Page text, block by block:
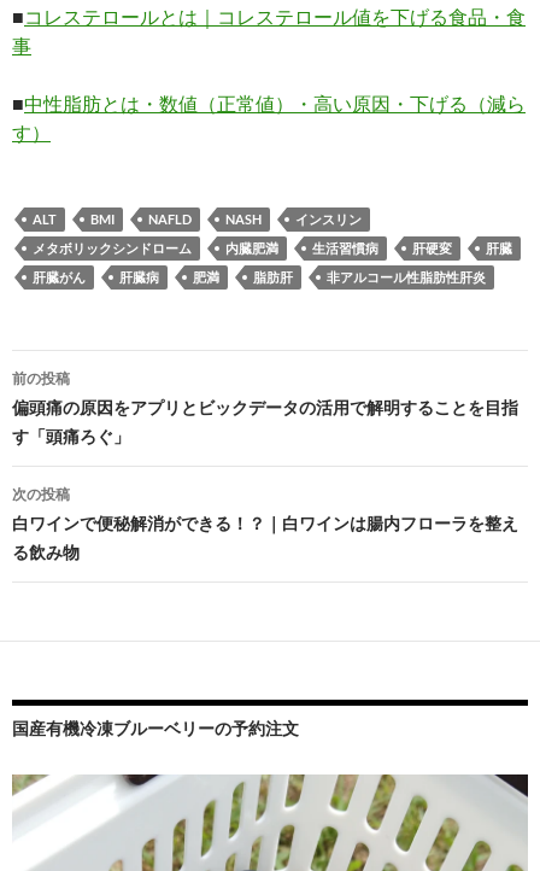
■コレステロールとは｜コレステロール値を下げる食品・食
事
■中性脂肪とは・数値（正常値）・高い原因・下げる（減ら
す）
ALT BMI NAFLD NASH
インスリン
メタボリックシンドローム
内臓肥満 生活習慣病 肝硬変
肝臓
肝臓がん
肝臓病 肥満 脂肪肝 非アルコール性脂肪性肝炎
投
稿
ナ
ビ
ゲ
ー
ン
前の投稿
偏頭痛の原因をアプリとビックデータの活用で解明することを目指
す「頭痛ろぐ」
次の投稿
白ワインで便秘解消ができる！？｜白ワインは腸内フローラを整え
る飲み物
国産有機冷凍ブルーベリーの予約注文